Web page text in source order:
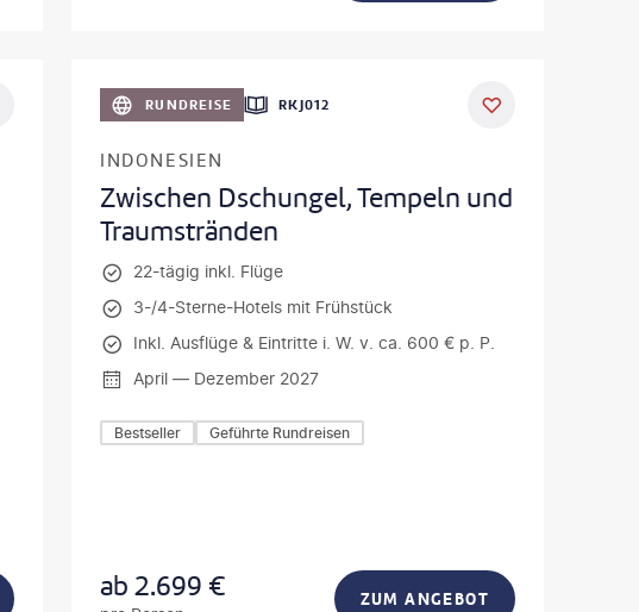
RUNDREISE RKJ012
INDONESIEN
Zwischen Dschungel, Tempeln und
Traumstränden
22-tägig inkl. Flüge
3-/4-Sterne-Hotels mit Frühstück
Inkl. Ausflüge & Eintritte i. W. v. ca. 600 € p. P.
April — Dezember 2027
Bestseller Geführte Rundreisen
ab2.699 € ZUM ANGEBOT